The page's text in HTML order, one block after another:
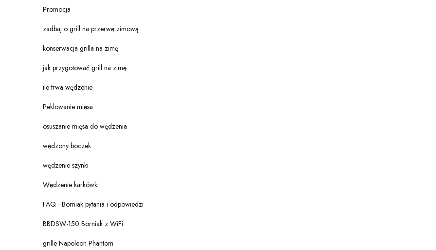
Promocja
zadbaj o grill na przerwę zimową
konserwacja grilla na zimę
jak przygotować grill na zimę
ile trwa wędzenie
Peklowanie mięsa
osuszanie mięsa do wędzenia
wędzony boczek
wędzenie szynki
Wędzenie karkówki
FAQ - Borniak pytania i odpowiedzi
BBDSW-150 Borniak z WiFi
grille Napoleon Phantom